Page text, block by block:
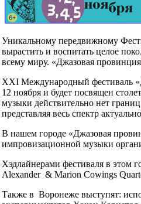
Уникальному передвижному
вырастить и воспитать целое
всему миру. «Джазовая
XXI Международный фестиваль
12 ноября и будет посвящен
музыки действительно нет
представляя весь спектр
В нашем городе «Джазовая
импровизационной музыки
Хэдлайнерами фестиваля в этом
Alexander & Marion Cowings
Также в Воронеже выступят: